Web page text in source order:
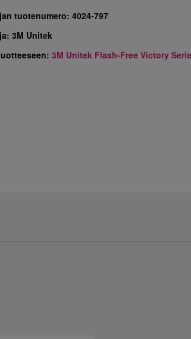
tuotenumero:4024-797
3M Unitek
3M Unitek Flash-Free Victory